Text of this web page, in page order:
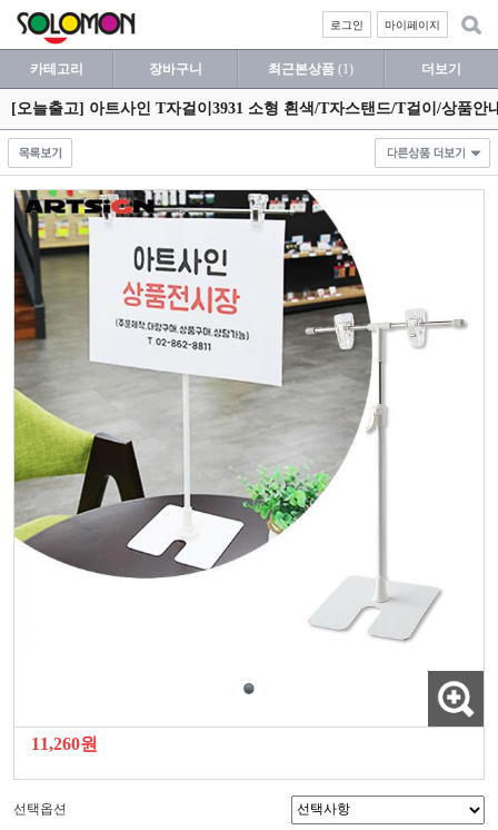
마이페이지
로그인
카테고리 장바구니 최근본상품 (1) 더보기
[오늘출고] 아트사인 T자걸이3931 소형 흰색/T자스탠드/T걸이/상품안
11,260원
선택옵션